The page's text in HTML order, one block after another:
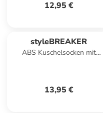
12,95 €
styleBREAKER
ABS Kuschelsocken mit
13,95 €